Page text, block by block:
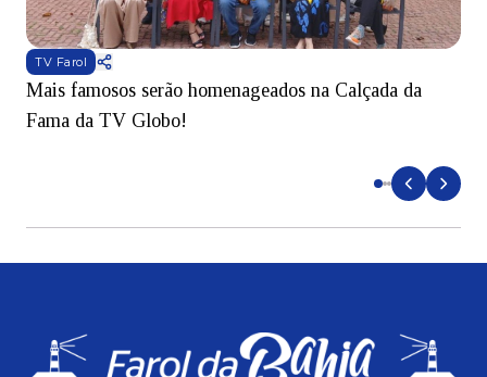
TV Farol
Mais famosos serão homenageados na Calçada da
Fama da TV Globo!